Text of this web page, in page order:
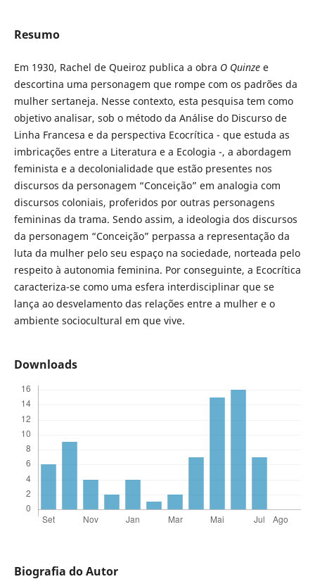
Resumo
Em 1930, Rachel de Queiroz publica a obra O Quinze e
descortina uma personagem que rompe com os padrões da
mulher sertaneja. Nesse contexto, esta pesquisa tem como
objetivo analisar, sob o método da Análise do Discurso de
Linha Francesa e da perspectiva Ecocrítica - que estuda as
imbricações entre a Literatura e a Ecologia -, a abordagem
feminista e a decolonialidade que estão presentes nos
discursos da personagem “Conceição” em analogia com
discursos coloniais, proferidos por outras personagens
femininas da trama. Sendo assim, a ideologia dos discursos
da personagem “Conceição” perpassa a representação da
luta da mulher pelo seu espaço na sociedade, norteada pelo
respeito à autonomia feminina. Por conseguinte, a Ecocrítica
caracteriza-se como uma esfera interdisciplinar que se
lança ao desvelamento das relações entre a mulher e o
ambiente sociocultural em que vive.
Downloads
Biografia do Autor